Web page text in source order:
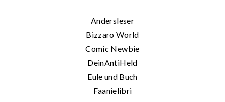
Andersleser
Bizzaro World
Comic Newbie
DeinAntiHeld
Eule und Buch
Faanielibri